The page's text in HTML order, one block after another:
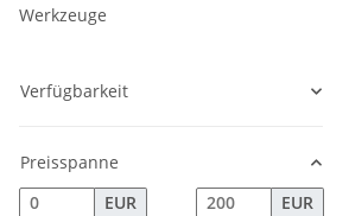
Werkzeuge
Verfügbarkeit
Preisspanne
EUR
EUR